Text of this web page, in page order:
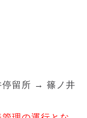
停留所 → 篠ノ井